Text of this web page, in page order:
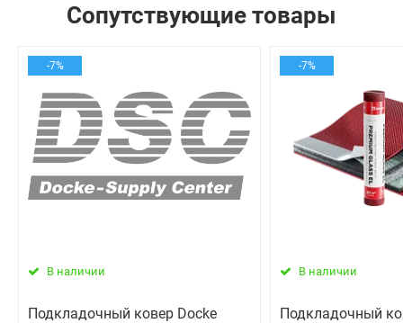
Сопутствующие товары
-7%
В наличии
Подкладочный ковер Docke
-7%
В наличии
Подкладочный